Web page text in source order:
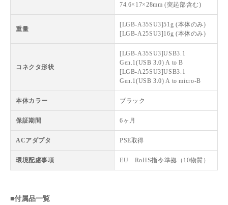
74.6×17×28mm (突起部含む)
重量
[LGB-A35SU3]51g (本体のみ)
[LGB-A25SU3]16g (本体のみ)
コネクタ形状
[LGB-A35SU3]USB3.1
Gen.1(USB 3.0) A to B
[LGB-A25SU3]USB3.1
Gen.1(USB 3.0) A to micro-B
本体カラー ブラック
保証期間 6ヶ月
ACアダプタ PSE取得
環境配慮事項 EU RoHS指令準拠（10物質）
■付属品一覧